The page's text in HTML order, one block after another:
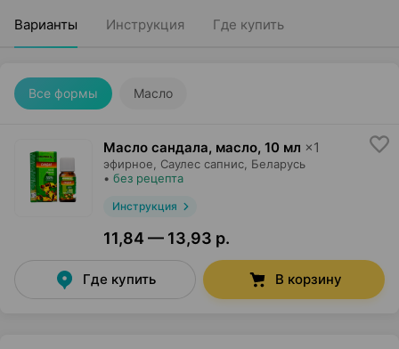
Варианты Инструкция Где купить
Все формы Масло
Масло сандала, масло, 10 мл ×1
эфирное, Саулес сапнис , Беларусь
• без рецепта
Инструкция
11,84 — 13,93 р.
Где купить В корзину